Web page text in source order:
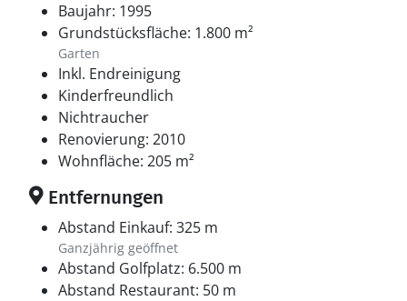
Baujahr: 1995
Grundstücksfläche: 1.800 m²
Garten
Inkl. Endreinigung
Kinderfreundlich
Nichtraucher
Renovierung: 2010
Wohnfläche: 205 m²
Entfernungen
Abstand Einkauf: 325 m
Ganzjährig geöffnet
Abstand Golfplatz: 6.500 m
Abstand Restaurant: 50 m